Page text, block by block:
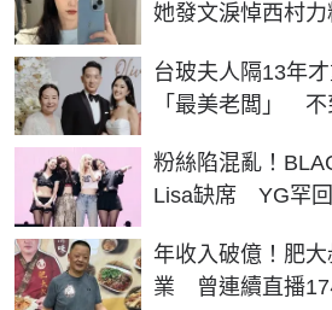
她發文淚悼西村
台玻夫人隔13年
「最美老闆」 不
粉絲陷混亂！
Lisa缺席 YG罕回
年收入破億！肥
業 曾連續直播17